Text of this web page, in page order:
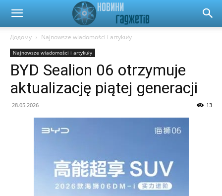
Новини
гаджетів
Додому Najnowsze wiadomości i artykuły
Najnowsze wiadomości i artykuły
BYD Sealion 06 otrzymuje
aktualizację piątej generacji
28.05.2026 13